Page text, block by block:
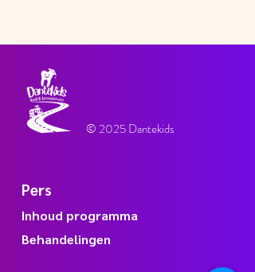
© 2025 Dantekids
Pers
Inhoud programma
Behandelingen